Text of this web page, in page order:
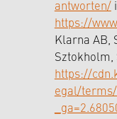
antworten/ i
https://
Klarna AB,
Sztokholm,
https://
egal/